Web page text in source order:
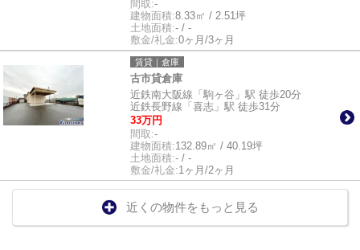
間取:-
建物面積:8.33㎡ / 2.51坪
土地面積:- / -
敷金/礼金:0ヶ月/3ヶ月
賃貸｜倉庫
古市貸倉庫
近鉄南大阪線「駒ヶ谷」駅 徒歩20分
近鉄長野線「喜志」駅 徒歩31分
33万円
間取:-
建物面積:132.89㎡ / 40.19坪
土地面積:- / -
敷金/礼金:1ヶ月/2ヶ月
近くの物件をもっと見る